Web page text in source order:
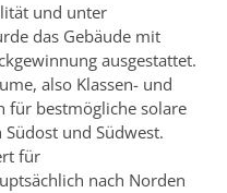
und unter
das Gebäude mit
ausgestattet.
also Klassen- und
für bestmögliche solare
und Südwest.
für
nach Norden